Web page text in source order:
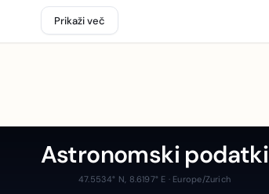
Prikaži več
Astronomski podatki
47.5534° N, 8.6197° E · Europe/Zurich